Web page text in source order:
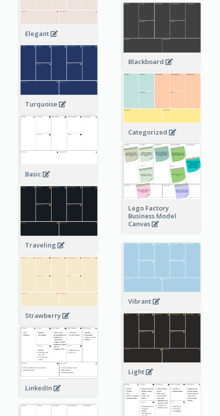
Elegant
Blackboard
Turquoise
Categorized
Basic
Lego Factory
Business Model
Canvas
Traveling
Vibrant
Strawberry
Light
LinkedIn